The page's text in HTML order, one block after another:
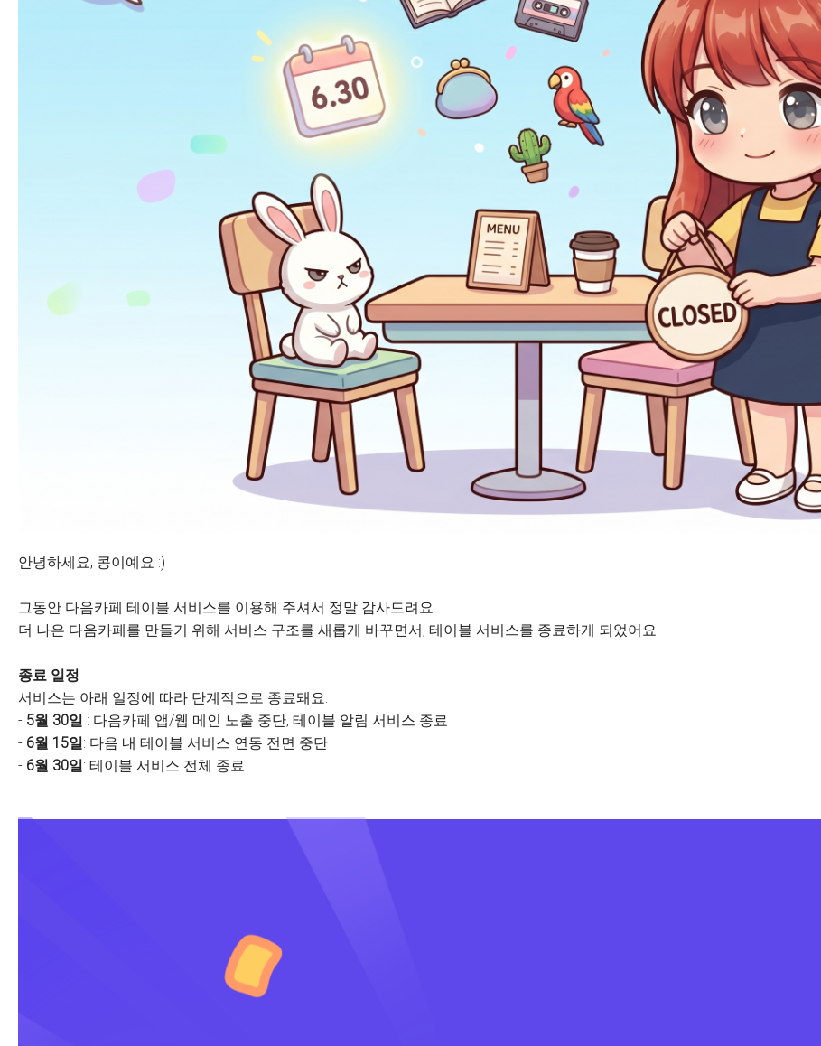
안녕하세요, 콩이예요 :)
그동안 다음카페 테이블 서비스를 이용해 주셔서 정말 감사드려요.
더 나은 다음카페를 만들기 위해 서비스 구조를 새롭게 바꾸면서, 테이블 서비스를 종료하게 되었어요.
종료 일정
서비스는 아래 일정에 따라 단계적으로 종료돼요.
- 5월 30일 : 다음카페 앱/웹 메인 노출 중단, 테이블 알림 서비스 종료
- 6월 15일: 다음 내 테이블 서비스 연동 전면 중단
- 6월 30일: 테이블 서비스 전체 종료